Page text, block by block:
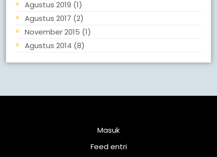
Agustus 2019 (1)
Agustus 2017 (2)
November 2015 (1)
Agustus 2014 (8)
Masuk
Feed entri